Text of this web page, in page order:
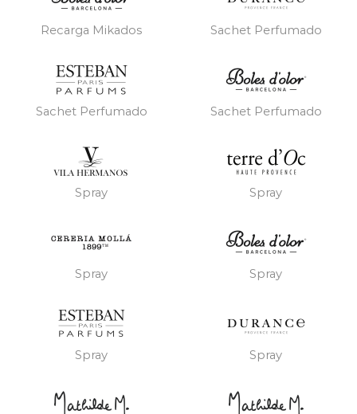
Recarga Mikados Sachet Perfumado
Sachet Perfumado Sachet Perfumado
Spray Spray
Spray Spray
Spray Spray